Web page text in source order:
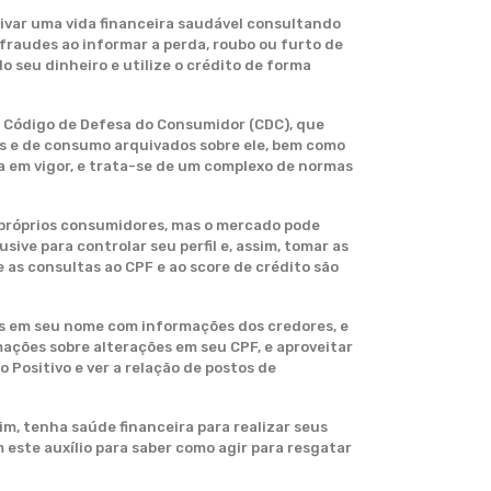
uma vida financeira saudável consultando
ao informar a perda, roubo ou furto de
seu dinheiro e utilize o crédito de forma
de Defesa do Consumidor (CDC), que
de consumo arquivados sobre ele, bem como
em vigor, e trata-se de um complexo de normas
consumidores, mas o mercado pode
para controlar seu perfil e, assim, tomar as
consultas ao CPF e ao score de crédito são
seu nome com informações dos credores, e
sobre alterações em seu CPF, e aproveitar
Positivo e ver a relação de postos de
tenha saúde financeira para realizar seus
este auxílio para saber como agir para resgatar